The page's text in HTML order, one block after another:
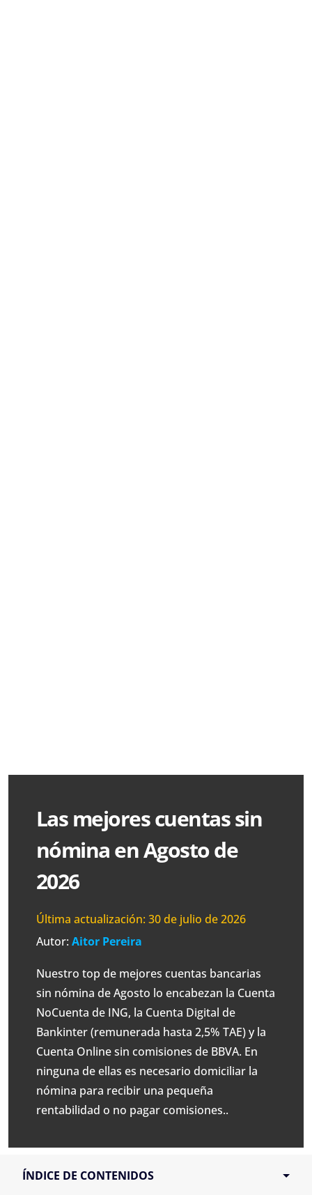
Las mejores cuentas sin
nómina en Agosto de
2026
Última actualización: 30 de julio de 2026
Autor: Aitor Pereira
Nuestro top de mejores cuentas bancarias
sin nómina de Agosto lo encabezan la Cuenta
NoCuenta de ING, la Cuenta Digital de
Bankinter (remunerada hasta 2,5% TAE) y la
Cuenta Online sin comisiones de BBVA. En
ninguna de ellas es necesario domiciliar la
nómina para recibir una pequeña
rentabilidad o no pagar comisiones..
ÍNDICE DE CONTENIDOS